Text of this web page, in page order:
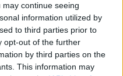
continue seeing
information utilized by
to third parties prior to
opt-out of the further
by third parties on the
This information may